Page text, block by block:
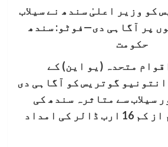
کو وزیر اعلیٰ سندھ نے سیلاب
پر آگاہی دی—فوٹو: سندھ
حکومت
متحدہ (یو این) کے
گوتریس کو آگاہی دی
سیلاب سے متاثرہ سندھ کی
بحالی کے لیے کم از کم 16 ارب ڈالر کی امداد